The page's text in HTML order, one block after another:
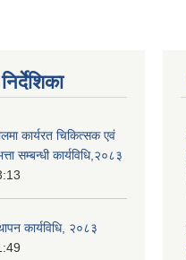
कार्यरत चिकित्सक एवं
सम्बन्धी कार्यविधि,२०८३
कार्यविधि, २०८३